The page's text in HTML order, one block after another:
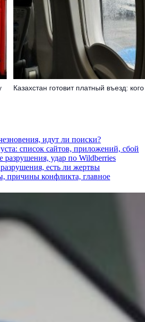
Казахстан готовит платный въезд:
идут ли поиски?
список сайтов, приложений, сбой
разрушения, удар по Wildberries
есть ли жертвы
причины конфликта, главное